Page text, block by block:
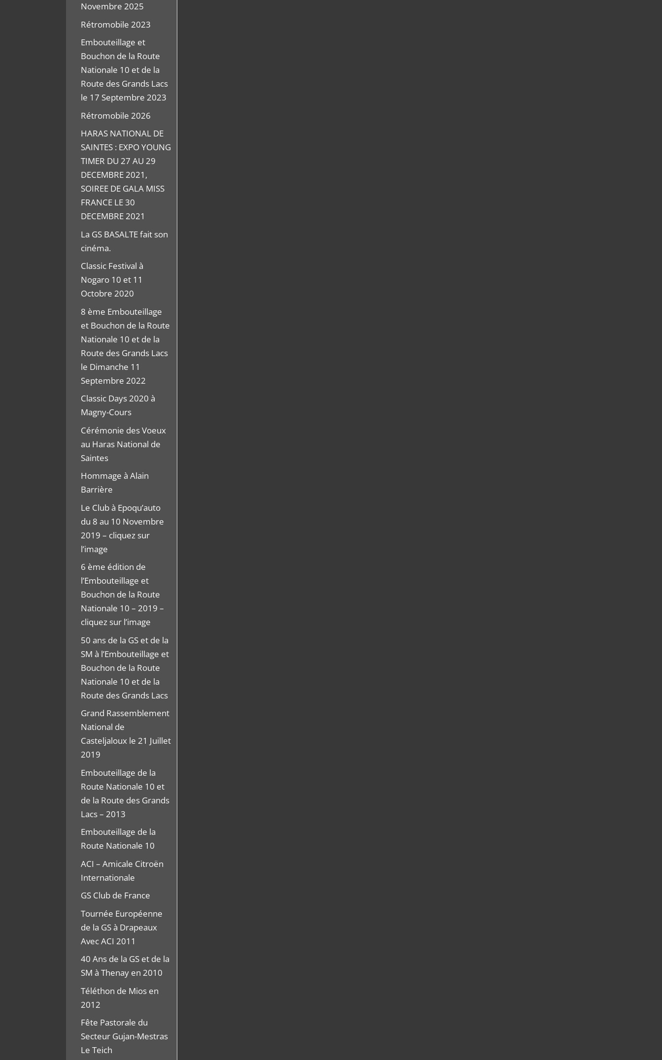
Novembre 2025
Rétromobile 2023
Embouteillage et
Bouchon de la Route
Nationale 10 et de la
Route des Grands Lacs
le 17 Septembre 2023
Rétromobile 2026
HARAS NATIONAL DE
SAINTES : EXPO YOUNG
TIMER DU 27 AU 29
DECEMBRE 2021,
SOIREE DE GALA MISS
FRANCE LE 30
DECEMBRE 2021
La GS BASALTE fait son
cinéma.
Classic Festival à
Nogaro 10 et 11
Octobre 2020
8 ème Embouteillage
et Bouchon de la Route
Nationale 10 et de la
Route des Grands Lacs
le Dimanche 11
Septembre 2022
Classic Days 2020 à
Magny-Cours
Cérémonie des Voeux
au Haras National de
Saintes
Hommage à Alain
Barrière
Le Club à Epoqu’auto
du 8 au 10 Novembre
2019 – cliquez sur
l’image
6 ème édition de
l’Embouteillage et
Bouchon de la Route
Nationale 10 – 2019 –
cliquez sur l’image
50 ans de la GS et de la
SM à l’Embouteillage et
Bouchon de la Route
Nationale 10 et de la
Route des Grands Lacs
Grand Rassemblement
National de
Casteljaloux le 21 Juillet
2019
Embouteillage de la
Route Nationale 10 et
de la Route des Grands
Lacs – 2013
Embouteillage de la
Route Nationale 10
ACI – Amicale Citroën
Internationale
GS Club de France
Tournée Européenne
de la GS à Drapeaux
Avec ACI 2011
40 Ans de la GS et de la
SM à Thenay en 2010
Téléthon de Mios en
2012
Fête Pastorale du
Secteur Gujan-Mestras
Le Teich